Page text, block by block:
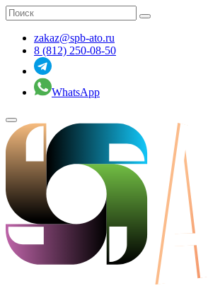
zakaz@spb-ato.ru
8 (812) 250-08-50
WhatsApp